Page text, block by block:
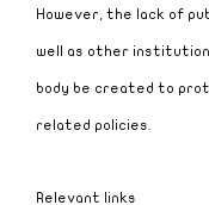
However, the lack of
well as other
body be created to
related policies.
Relevant links